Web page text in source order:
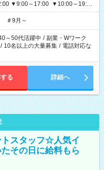
▼9:00～17:00 ▼10:00～19:00
＃9月～
～50代活躍中 / 副業・Wワーク
/ 10名以上の大量募集 / 電話対応な
る 詳細へ
スタッフ☆人気イ
その日に給料もら